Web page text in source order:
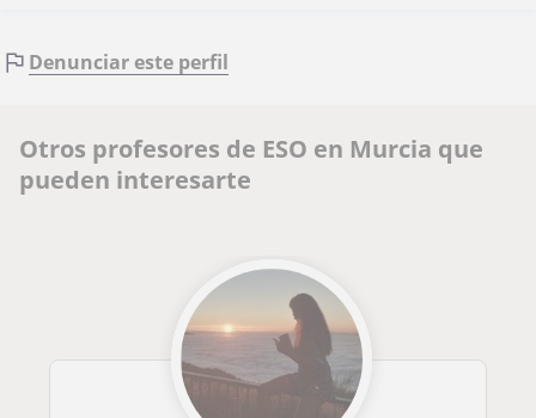
Denunciar este perfil
Otros profesores de ESO en Murcia que
pueden interesarte